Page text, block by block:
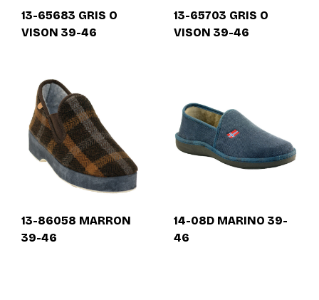
13-65683 GRIS O
VISON 39-46
13-65703 GRIS O
VISON 39-46
13-86058 MARRON
39-46
14-08D MARINO 39-
46